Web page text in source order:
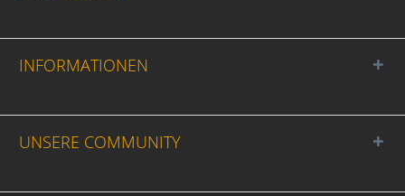
INFORMATIONEN
UNSERE COMMUNITY